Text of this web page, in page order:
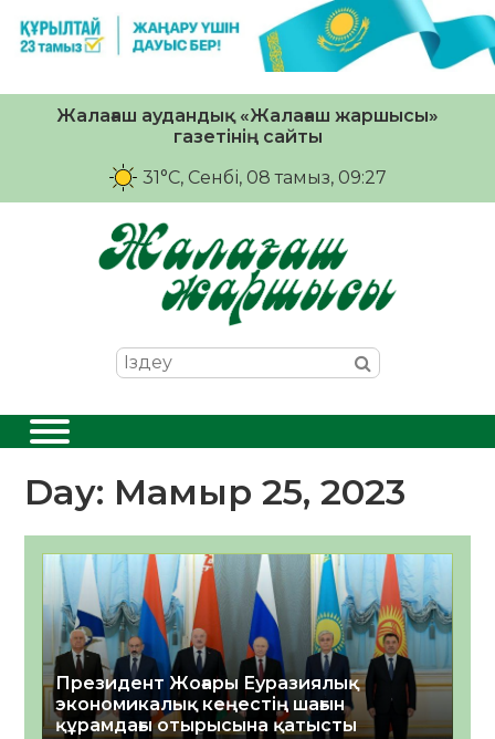
Жалағаш аудандық «Жалағаш жаршысы»
газетінің сайты
31°C, Сенбі, 08 тамыз, 09:27
Day: Мамыр 25, 2023
Президент Жоғары Еуразиялық
экономикалық кеңестің шағын
құрамдағы отырысына қатысты